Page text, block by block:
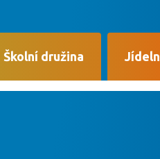
Školní družina